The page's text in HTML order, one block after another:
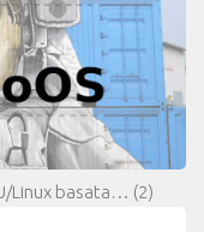
Linux basata… (2)